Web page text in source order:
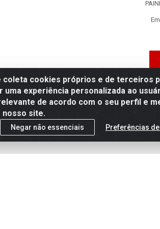
coleta cookies próprios e de terceiros
uma experiência personalizada ao
de acordo com o seu perfil e
nosso site.
Negar não essenciais Preferências